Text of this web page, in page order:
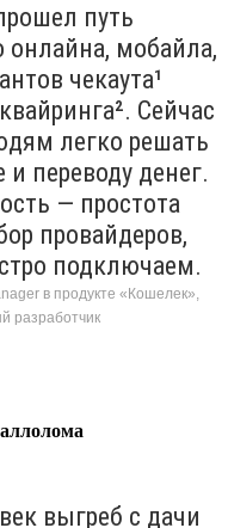
путь
онлайна, мобайла,
чекаута¹
Сейчас
легко решать
и переводу денег.
— простота
провайдеров,
подключаем.
в продукте «Кошелек»,
разработчик
выгреб с дачи